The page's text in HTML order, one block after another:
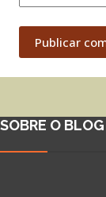
Publicar
SOBRE O BLOG